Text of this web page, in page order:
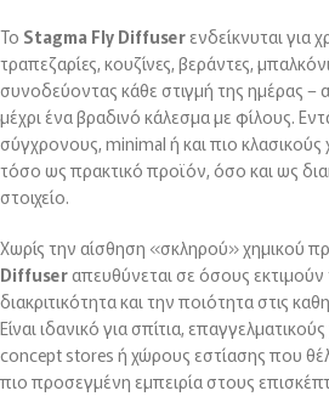
Το Stagma Fly Diffuserενδείκνυται για
τραπεζαρίες, κουζίνες, βεράντες,
συνοδεύοντας κάθε στιγμή της ημέρας
μέχρι ένα βραδινό κάλεσμα με φίλους.
σύγχρονους, minimal ή και πιο
τόσο ως πρακτικό προϊόν, όσο και ως
στοιχείο.
Χωρίς την αίσθηση «σκληρού» χημικού
Diffuserαπευθύνεται σε όσους
διακριτικότητα και την ποιότητα στις
Είναι ιδανικό για σπίτια,
concept stores ή χώρους εστίασης που
πιο προσεγμένη εμπειρία στους